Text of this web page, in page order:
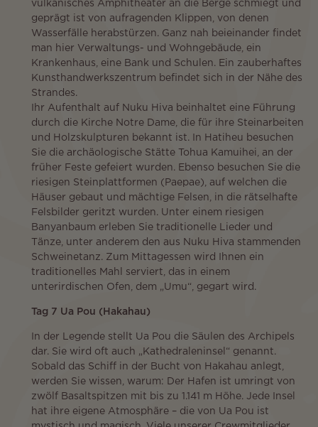
vulkanisches Amphitheater an die Berge schmiegt und
geprägt ist von aufragenden Klippen, von denen
Wasserfälle herabstürzen. Ganz nah beieinander findet
man hier Verwaltungs- und Wohngebäude, ein
Krankenhaus, eine Bank und Schulen. Ein zauberhaftes
Kunsthandwerkszentrum befindet sich in der Nähe des
Strandes.
Ihr Aufenthalt auf Nuku Hiva beinhaltet eine Führung
durch die Kirche Notre Dame, die für ihre Steinarbeiten
und Holzskulpturen bekannt ist. In Hatiheu besuchen
Sie die archäologische Stätte Tohua Kamuihei, an der
früher Feste gefeiert wurden. Ebenso besuchen Sie die
riesigen Steinplattformen (Paepae), auf welchen die
Häuser gebaut und mächtige Felsen, in die rätselhafte
Felsbilder geritzt wurden. Unter einem riesigen
Banyanbaum erleben Sie traditionelle Lieder und
Tänze, unter anderem den aus Nuku Hiva stammenden
Schweinetanz. Zum Mittagessen wird Ihnen ein
traditionelles Mahl serviert, das in einem
unterirdischen Ofen, dem „Umu“, gegart wird.
Tag 7 Ua Pou (Hakahau)
In der Legende stellt Ua Pou die Säulen des Archipels
dar. Sie wird oft auch „Kathedraleninsel“ genannt.
Sobald das Schiff in der Bucht von Hakahau anlegt,
werden Sie wissen, warum: Der Hafen ist umringt von
zwölf Basaltspitzen mit bis zu 1.141 m Höhe. Jede Insel
hat ihre eigene Atmosphäre – die von Ua Pou ist